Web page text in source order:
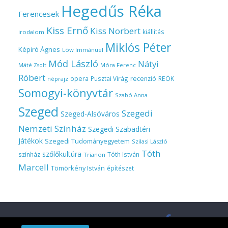
Ferencesek Hegedűs Réka
irodalom Kiss Ernő Kiss Norbert kiállítás
Képiró Ágnes Löw Immánuel Miklós Péter
Máté Zsolt Mód László Móra Ferenc Nátyi
Róbert néprajz opera Pusztai Virág recenzió REÖK
Somogyi-könyvtár Szabó Anna
Szeged Szeged-Alsóváros Szegedi
Nemzeti Színház Szegedi Szabadtéri
Játékok Szegedi Tudományegyetem Szilasi László
színház szőlőkultúra Trianon Tóth István Tóth
Marcell Tömörkény István építészet